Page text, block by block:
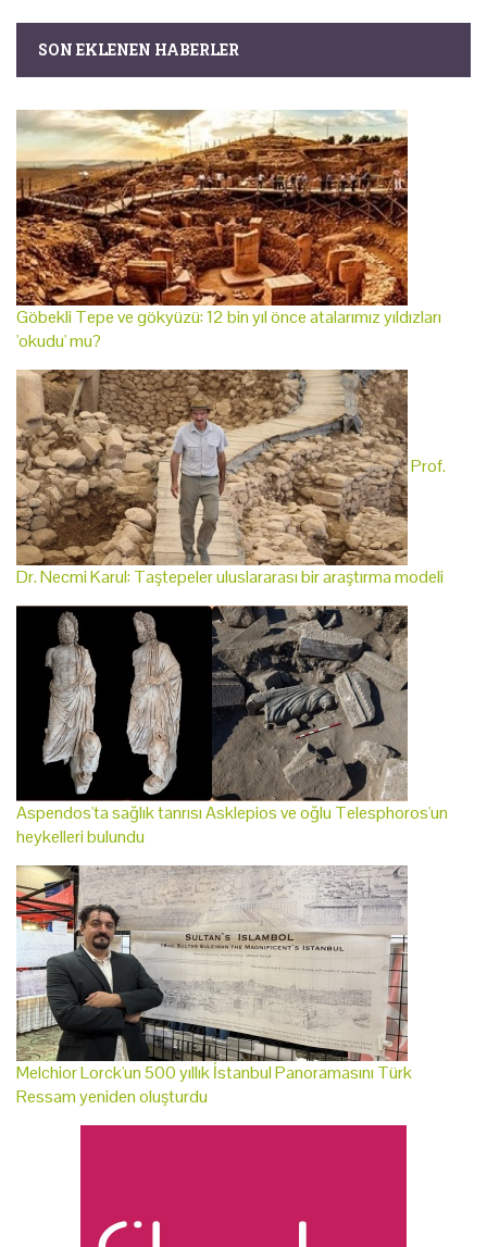
SON EKLENEN HABERLER
Göbekli Tepe ve gökyüzü: 12 bin yıl önce atalarımız yıldızları
'okudu' mu?
Prof.
Dr. Necmi Karul: Taştepeler uluslararası bir araştırma modeli
Aspendos'ta sağlık tanrısı Asklepios ve oğlu Telesphoros'un
heykelleri bulundu
Melchior Lorck'un 500 yıllık İstanbul Panoramasını Türk
Ressam yeniden oluşturdu